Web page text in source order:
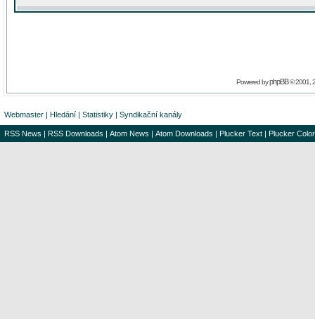
Powered byphpBB© 2001,
Webmaster | Hledání | Statistiky | Syndikační kanály
RSS News | RSS Downloads | Atom News | Atom Downloads | Plucker Text | Plucker Color